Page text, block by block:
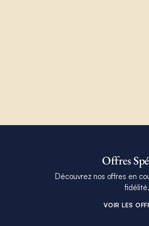
Offres
Découvrez nos offres en
fidélité.
VOIR LES